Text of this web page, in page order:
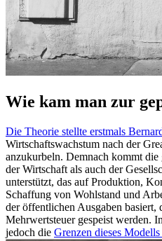
Wie kam man zur
Die Theorie stellte erstmals
Wirtschaftswachstum nach der
anzukurbeln. Demnach kommt die
der Wirtschaft als auch der
unterstützt, das auf Produktion,
Schaffung von Wohlstand und
der öffentlichen Ausgaben basiert,
Mehrwertsteuer gespeist werden.
jedoch die Grenzen dieses